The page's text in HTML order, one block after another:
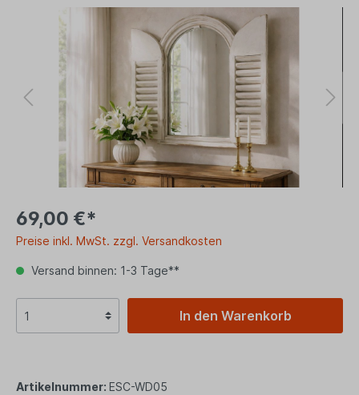
69,00 €*
Preise inkl. MwSt. zzgl. Versandkosten
Versand binnen: 1-3 Tage**
In den Warenkorb
Artikelnummer: ESC-WD05